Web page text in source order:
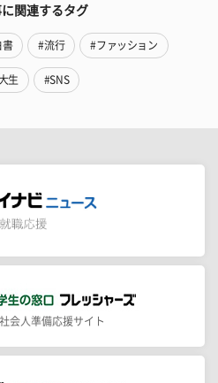
に関連するタグ
書 #流行 #ファッション
生 #SNS
会人準備応援サイト